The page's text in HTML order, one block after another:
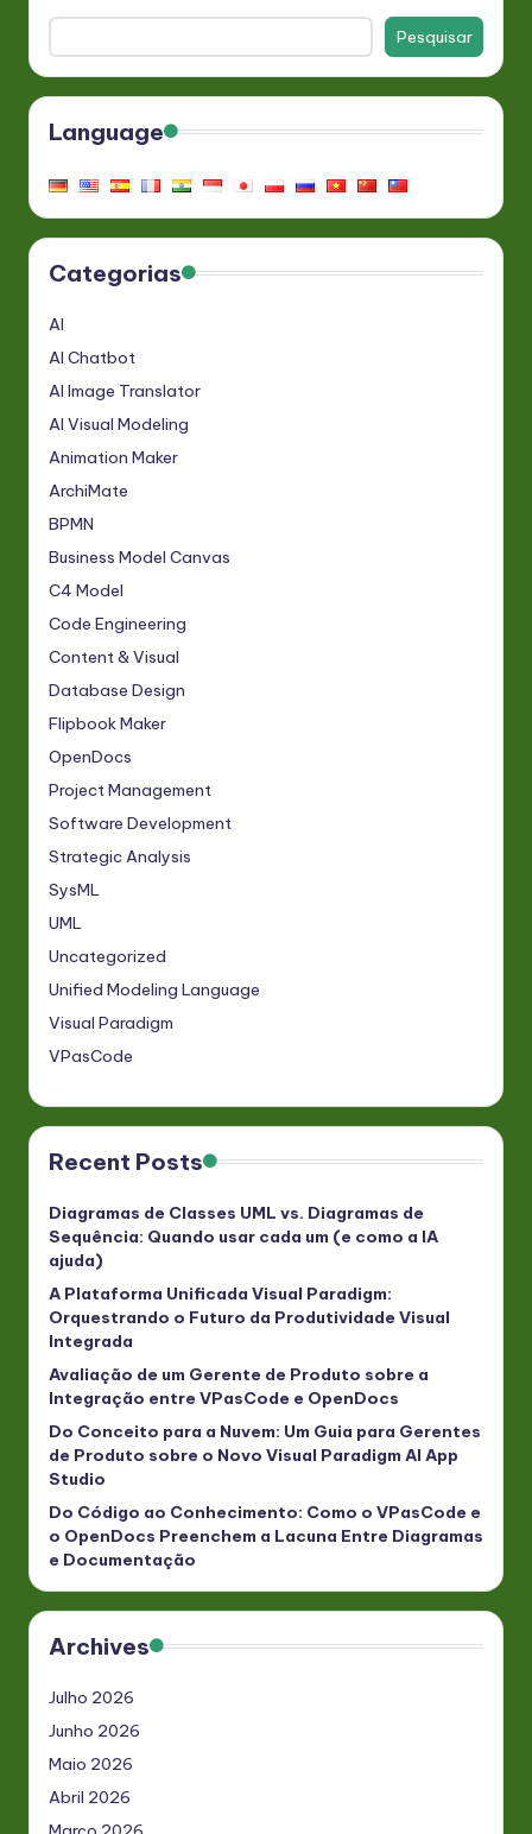
Pesquisar
Language
Categorias
AI
AI Chatbot
AI Image Translator
AI Visual Modeling
Animation Maker
ArchiMate
BPMN
Business Model Canvas
C4 Model
Code Engineering
Content & Visual
Database Design
Flipbook Maker
OpenDocs
Project Management
Software Development
Strategic Analysis
SysML
UML
Uncategorized
Unified Modeling Language
Visual Paradigm
VPasCode
Recent Posts
Diagramas de Classes UML vs. Diagramas de
Sequência: Quando usar cada um (e como a IA
ajuda)
A Plataforma Unificada Visual Paradigm:
Orquestrando o Futuro da Produtividade Visual
Integrada
Avaliação de um Gerente de Produto sobre a
Integração entre VPasCode e OpenDocs
Do Conceito para a Nuvem: Um Guia para Gerentes
de Produto sobre o Novo Visual Paradigm AI App
Studio
Do Código ao Conhecimento: Como o VPasCode e
o OpenDocs Preenchem a Lacuna Entre Diagramas
e Documentação
Archives
Julho 2026
Junho 2026
Maio 2026
Abril 2026